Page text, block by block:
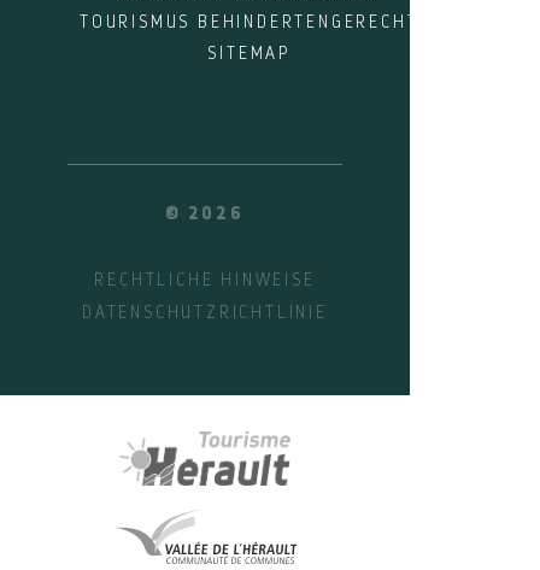
TOURISMUS BEHINDERTENGERECHT
SITEMAP
© 2026
RECHTLICHE HINWEISE
DATENSCHUTZRICHTLINIE